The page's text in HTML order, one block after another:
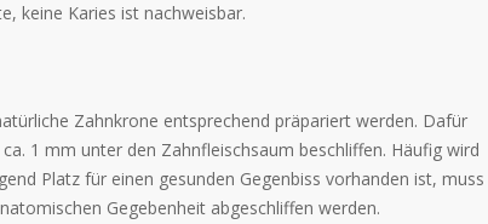
keine Karies ist nachweisbar.
Zahnkrone entsprechend präpariert werden. Dafür
1 mm unter den Zahnfleischsaum beschliffen. Häufig wird
Platz für einen gesunden Gegenbiss vorhanden ist, muss
Gegebenheit abgeschliffen werden.